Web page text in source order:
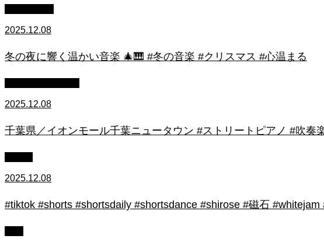
2025.12.08
冬の夜に響く温かい音楽 🎄🎹 #冬の音楽 #クリスマス #心温まる
2025.12.08
千葉県／イオンモール千葉ニュータウン #ストリートピアノ #吹奏
2025.12.08
#tiktok #shorts #shortsdaily #shortsdance #shirose #磁石